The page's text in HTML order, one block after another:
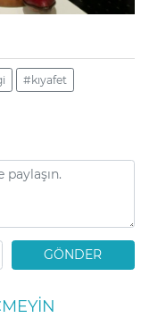
#kıyafet
GÖNDER